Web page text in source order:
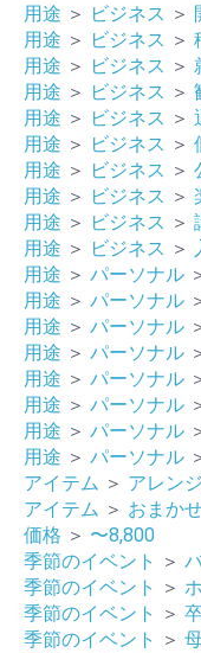
用途 ＞ ビジネス ＞
用途 ＞ ビジネス ＞
用途 ＞ ビジネス ＞
用途 ＞ ビジネス ＞
用途 ＞ ビジネス ＞
用途 ＞ ビジネス ＞
用途 ＞ ビジネス ＞
用途 ＞ ビジネス ＞
用途 ＞ ビジネス ＞
用途 ＞ ビジネス ＞
用途 ＞ パーソナル
用途 ＞ パーソナル
用途 ＞ パーソナル
用途 ＞ パーソナル
用途 ＞ パーソナル
用途 ＞ パーソナル
用途 ＞ パーソナル
用途 ＞ パーソナル
アイテム ＞ アレン
アイテム ＞ おまか
価格 ＞ 〜8,800
季節のイベント
＞
季節のイベント
＞
季節のイベント
＞
季節のイベント
＞